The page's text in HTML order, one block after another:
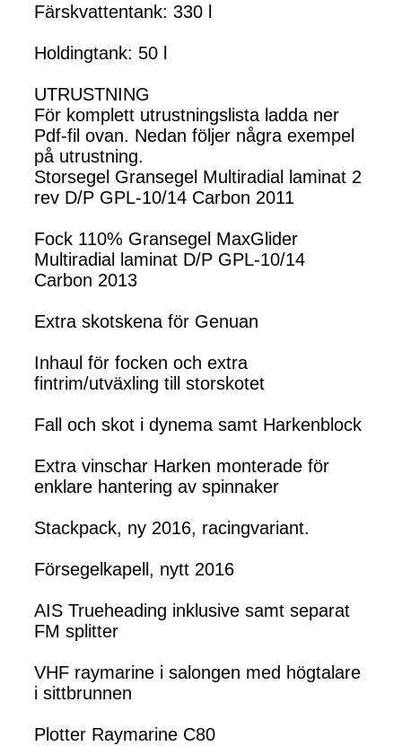
Färskvattentank: 330 l
Holdingtank: 50 l
UTRUSTNING
För komplett utrustningslista ladda ner
Pdf-fil ovan. Nedan följer några exempel
på utrustning.
Storsegel Gransegel Multiradial laminat 2
rev D/P GPL-10/14 Carbon 2011
Fock 110% Gransegel MaxGlider
Multiradial laminat D/P GPL-10/14
Carbon 2013
Extra skotskena för Genuan
Inhaul för focken och extra
fintrim/utväxling till storskotet
Fall och skot i dynema samt Harkenblock
Extra vinschar Harken monterade för
enklare hantering av spinnaker
Stackpack, ny 2016, racingvariant.
Försegelkapell, nytt 2016
AIS Trueheading inklusive samt separat
FM splitter
VHF raymarine i salongen med högtalare
i sittbrunnen
Plotter Raymarine C80